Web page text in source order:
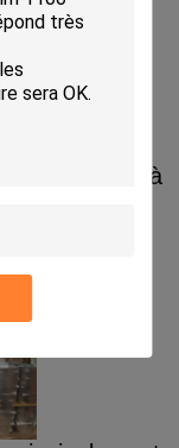
et le
besoins
en
à chaud
commande à